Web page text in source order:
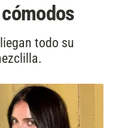
todo su